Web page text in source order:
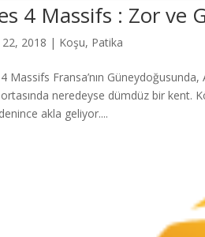
4 Massifs : Zor ve
2018 | Koşu, Patika
Massifs Fransa’nın
neredeyse dümdüz bir kent.
akla geliyor....